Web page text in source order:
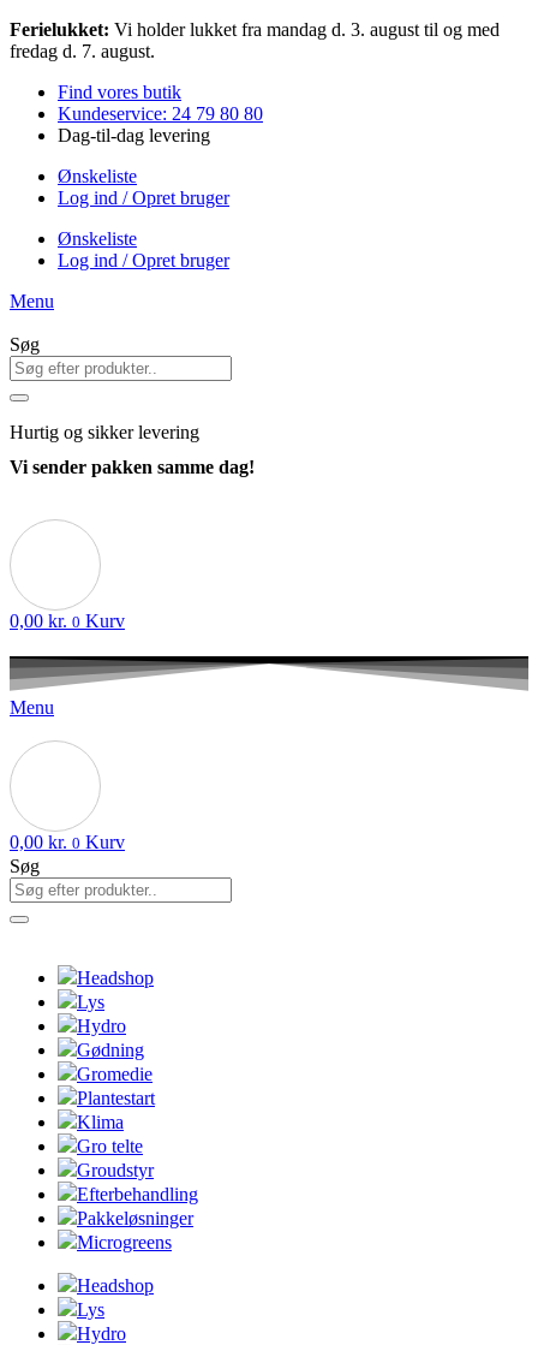
Videre
til
Ferielukket: Vi holder lukket fra mandag d. 3. august til og med
fredag d. 7. august.
Find vores butik
Kundeservice: 24 79 80 80
Dag-til-dag levering
Ønskeliste
Log ind / Opret bruger
Ønskeliste
Log ind / Opret bruger
Menu
Søg
Hurtig og sikker levering
Vi sender pakken samme dag!
0,00 kr. 0 Kurv
Menu
0,00 kr. 0 Kurv
Søg
Headshop
Lys
Hydro
Gødning
Gromedie
Plantestart
Klima
Gro telte
Groudstyr
Efterbehandling
Pakkeløsninger
Microgreens
Headshop
Lys
Hydro